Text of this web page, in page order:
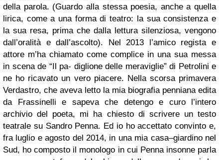
della parola. (Guardo alla stessa poesia, anche a quella
lirica, come a una forma di teatro: la sua consistenza e
la sua resa, prima che dalla lettura silenziosa, vengono
dall’oralità e dall’ascolto). Nel 2013 l’amico regista e
attore m’ha chiamato come complice in una sua messa
in scena de “Il pa- diglione delle meraviglie” di Petrolini e
ne ho ricavato un vero piacere. Nella scorsa primavera
Verdastro, che aveva letto la mia biografia penniana edita
da Frassinelli e sapeva che detengo e curo l’intero
archivio del poeta, mi ha chiesto di scrivere un testo
teatrale su Sandro Penna. Ed io ho accettato convinto e,
fra luglio e agosto del 2014, in una mia casa–giardino nel
Sud, ho composto il monologo in cui Penna insonne parla